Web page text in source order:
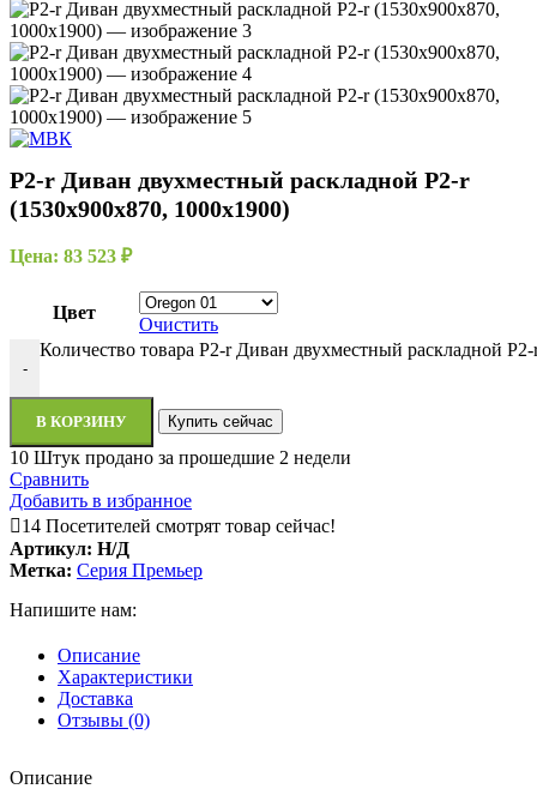
P2-r Диван двухместный раскладной P2-r
(1530х900х870, 1000х1900)
Цена: 83 523 ₽
Цвет
Очистить
-
Количество товара P2-r Диван двухместный раскладной
В КОРЗИНУ Купить сейчас
10 Штук продано за прошедшие 2 недели
Сравнить
Добавить в избранное
14 Посетителей смотрят товар сейчас!
Артикул: Н/Д
Метка: Серия Премьер
Напишите нам:
Описание
Характеристики
Доставка
Отзывы (0)
Описание